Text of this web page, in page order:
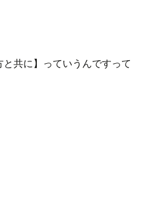
共に】っていうんですって